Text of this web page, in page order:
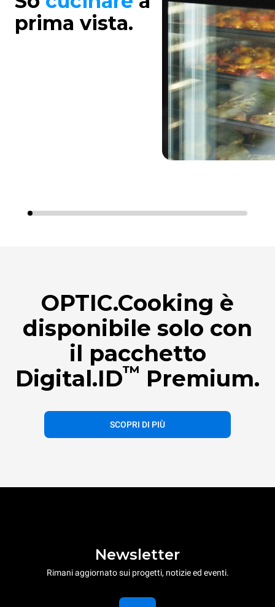
prima vista.
OPTIC.Cooking è
disponibile solo con
il pacchetto
Digital.ID™ Premium.
SCOPRI DI PIÙ
Newsletter
Rimani aggiornato sui progetti, notizie ed eventi.